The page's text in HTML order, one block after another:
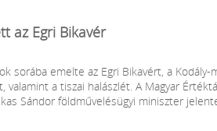
az Egri Bikavér
sorába emelte az Egri Bikavért, a Kodály-
valamint a tiszai halászlét. A Magyar
Sándor földművelésügyi miniszter